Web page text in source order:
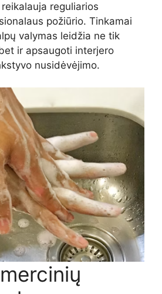
reguliarios
požiūrio. Tinkamai
valymas leidžia ne tik
ir apsaugoti interjero
nusidėvėjimo.